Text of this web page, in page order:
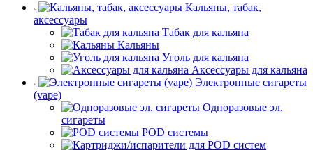
Кальяны, табак,
аксессуары
Табак для кальяна
Кальяны
Уголь для кальяна
Аксессуары для кальяна
Электронные сигареты
(vape)
Одноразовые эл.
сигареты
POD системы